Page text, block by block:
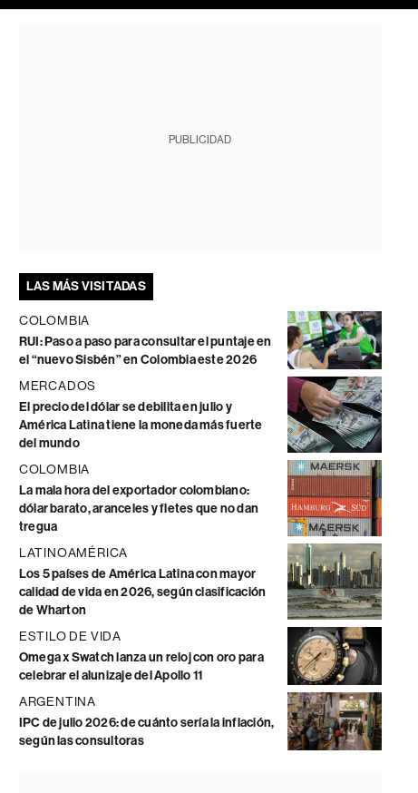
PUBLICIDAD
LAS MÁS VISITADAS
COLOMBIA
RUI: Paso a paso para consultar el puntaje en
el “nuevo Sisbén” en Colombia este 2026
MERCADOS
El precio del dólar se debilita en julio y
América Latina tiene la moneda más fuerte
del mundo
COLOMBIA
La mala hora del exportador colombiano:
dólar barato, aranceles y fletes que no dan
tregua
LATINOAMÉRICA
Los 5 países de América Latina con mayor
calidad de vida en 2026, según clasificación
de Wharton
ESTILO DE VIDA
Omega x Swatch lanza un reloj con oro para
celebrar el alunizaje del Apollo 11
ARGENTINA
IPC de julio 2026: de cuánto sería la inflación,
según las consultoras